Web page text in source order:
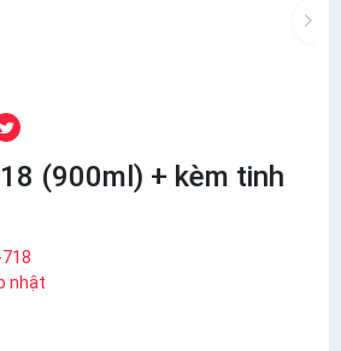
(900ml) + kèm tinh
718
nhật